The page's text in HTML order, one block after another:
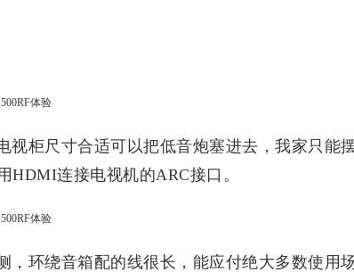
视柜尺寸合适可以把低音炮塞进去，我家只能
HDMI连接电视机的ARC接口。
，环绕音箱配的线很长，能应付绝大多数使用